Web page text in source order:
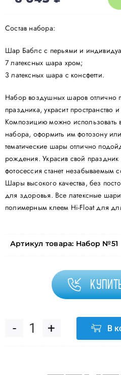
Состав набора:
Шар Баблс с перьями и
7 латексных шара хром;
3 латексных шара с консфетти.
Набор воздушных шаров отлично
праздника, украсит пространство
Композицию можно использовать
набора, оформить им фотозону
тематические шары отлично
рождения. Украсив свой
фотосессия станет незабываемым
Шары высокого качества, без
для здоровья. Все латексные
полимерным клеем Hi-Float для
Артикул товара: Набор №51
Количество
В